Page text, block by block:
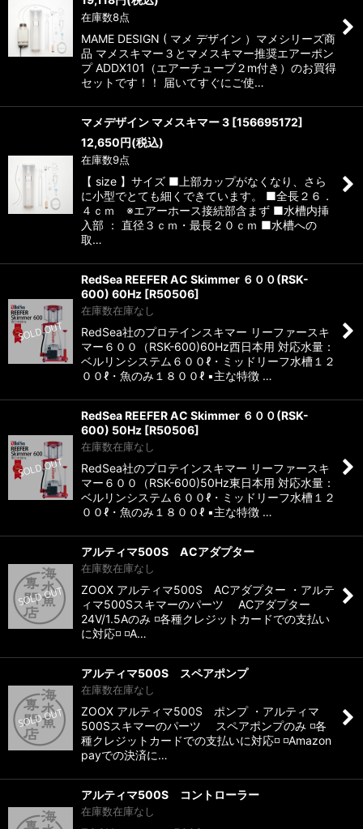
在庫数8点
MAME DESIGN ( マメ デザイン ）マメシリーズ商
品 マメスキマー３とマメスキマー推奨エアーポン
プ ADDX101（エアーチューブ２m付き）のお買得
セットです！！ 届いてすぐにご使…
マメデザイン マメスキマー 3 [156695172]
12,650円(税込)
在庫数9点
【 size 】サイズ ■上部カップがなくなり、さら
に小型でとても細くできています。 ■全長２６．
４ｃｍ ※エアーホース接続部含まず ■水槽内挿
入部 ： 直径３ｃｍ・最長２０ｃｍ ■水槽への
取…
RedSea REEFER AC Skimmer ６００(RSK-
600) 60Hz [R50506]
在庫数在庫なし
RedSea社のプロテインスキマー リーファースキ
マー６００（RSK-600)60Hz西日本用 対応水量：
ベルリンシステム６００ℓ・ミッドリーフ水槽１２
００ℓ・魚のみ１８００ℓ ▪️主な特徴 …
RedSea REEFER AC Skimmer ６００(RSK-
600) 50Hz [R50506]
在庫数在庫なし
RedSea社のプロテインスキマー リーファースキ
マー６００（RSK-600)50Hz東日本用 対応水量：
ベルリンシステム６００ℓ・ミッドリーフ水槽１２
００ℓ・魚のみ１８００ℓ ▪️主な特徴 …
アルティマ500S ACアダプター
在庫数在庫なし
ZOOX アルティマ500S ACアダプター ・アルテ
ィマ500Sスキマーのパーツ ACアダプター
24V/1.5Aのみ ◽️各種クレジットカードでの支払い
に対応◽️ ◽️A…
アルティマ500S スペアポンプ
在庫数在庫なし
ZOOX アルティマ500S ポンプ ・アルティマ
500Sスキマーのパーツ スペアポンプのみ ◽️各
種クレジットカードでの支払いに対応◽️ ◽️Amazon
payでの決済に…
アルティマ500S コントローラー
在庫数在庫なし